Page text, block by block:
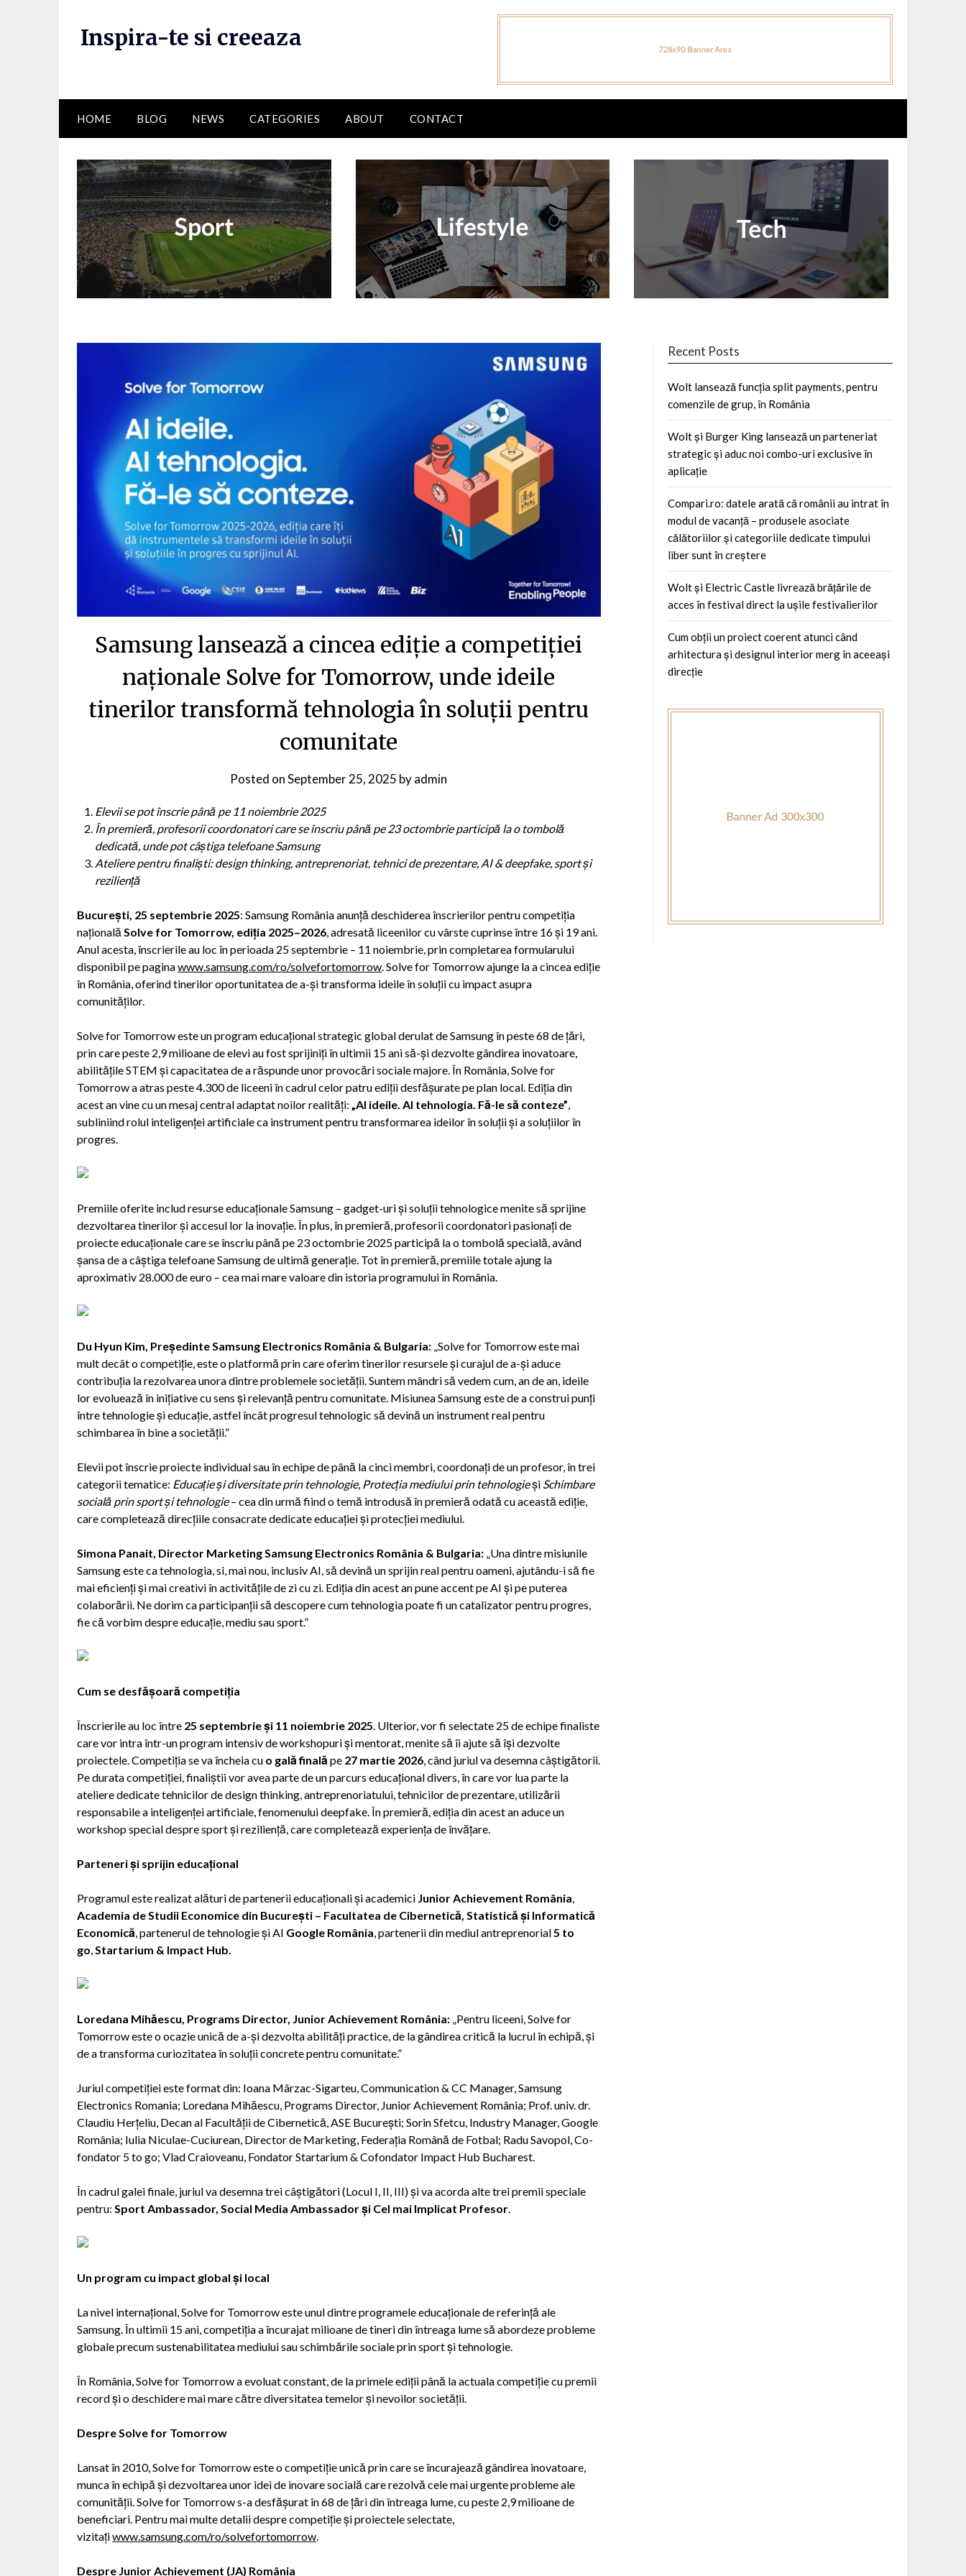
Inspira-te si creeaza
HOME BLOG NEWS CATEGORIES ABOUT CONTACT
Samsung lansează a cincea ediție a competiției
naționale Solve for Tomorrow, unde ideile
tinerilor transformă tehnologia în soluții pentru
comunitate
Posted onSeptember 25, 2025 byadmin
Elevii se pot înscrie până pe 11 noiembrie 2025
În premieră, profesorii coordonatori care se înscriu până pe 23 octombrie participă la o tombolă
dedicată, unde pot câștiga telefoane Samsung
Ateliere pentru finaliști: design thinking, antreprenoriat, tehnici de prezentare, AI & deepfake, sport și
reziliență
București, 25 septembrie 2025: Samsung România anunță deschiderea înscrierilor pentru competiția
naționalăSolve for Tomorrow, ediția 2025–2026, adresată liceenilor cu vârste cuprinse între 16 și 19 ani.
Anul acesta, înscrierile au loc în perioada 25 septembrie – 11 noiembrie, prin completarea formularului
disponibil pe paginawww.samsung.com/ro/solvefortomorrow. Solve for Tomorrow ajunge la a cincea ediție
în România, oferind tinerilor oportunitatea de a-și transforma ideile în soluții cu impact asupra
comunităților.
Solve for Tomorrow este un program educațional strategic global derulat de Samsung în peste 68 de țări,
prin care peste 2,9 milioane de elevi au fost sprijiniți în ultimii 15 ani să-și dezvolte gândirea inovatoare,
abilitățile STEM și capacitatea de a răspunde unor provocări sociale majore. În România, Solve for
Tomorrow a atras peste 4.300 de liceeni în cadrul celor patru ediții desfășurate pe plan local. Ediția din
acest an vine cu un mesaj central adaptat noilor realități: „AI ideile. AI tehnologia. Fă-le să conteze”,
subliniind rolul inteligenței artificiale ca instrument pentru transformarea ideilor în soluții și a soluțiilor în
progres.
Premiile oferite includ resurse educaționale Samsung – gadget-uri și soluții tehnologice menite să sprijine
dezvoltarea tinerilor și accesul lor la inovație. În plus, în premieră, profesorii coordonatori pasionați de
proiecte educaționale care se înscriu până pe 23 octombrie 2025 participă la o tombolă specială, având
șansa de a câștiga telefoane Samsung de ultimă generație. Tot în premieră, premiile totale ajung la
aproximativ 28.000 de euro – cea mai mare valoare din istoria programului în România.
Du Hyun Kim, Președinte Samsung Electronics România & Bulgaria: „Solve for Tomorrow este mai
mult decât o competiție, este o platformă prin care oferim tinerilor resursele și curajul de a-și aduce
contribuția la rezolvarea unora dintre problemele societății. Suntem mândri să vedem cum, an de an, ideile
lor evoluează în inițiative cu sens și relevanță pentru comunitate. Misiunea Samsung este de a construi punți
între tehnologie și educație, astfel încât progresul tehnologic să devină un instrument real pentru
schimbarea în bine a societății.”
Elevii pot înscrie proiecte individual sau în echipe de până la cinci membri, coordonați de un profesor, în trei
categorii tematice: Educație și diversitate prin tehnologie, Protecția mediului prin tehnologieși Schimbare
socială prin sport și tehnologie– cea din urmă fiind o temă introdusă în premieră odată cu această ediție,
care completează direcțiile consacrate dedicate educației și protecției mediului.
Simona Panait, Director Marketing Samsung Electronics România & Bulgaria: „Una dintre misiunile
Samsung este ca tehnologia, si, mai nou, inclusiv AI, să devină un sprijin real pentru oameni, ajutându-i să fie
mai eficienți și mai creativi în activitățile de zi cu zi. Ediția din acest an pune accent pe AI și pe puterea
colaborării. Ne dorim ca participanții să descopere cum tehnologia poate fi un catalizator pentru progres,
fie că vorbim despre educație, mediu sau sport.”
Cum se desfășoară competiția
Înscrierile au loc între 25 septembrie și 11 noiembrie 2025. Ulterior, vor fi selectate 25 de echipe finaliste
care vor intra într-un program intensiv de workshopuri și mentorat, menite să îi ajute să își dezvolte
proiectele. Competiția se va încheia cu o gală finală pe 27 martie 2026, când juriul va desemna câștigătorii.
Pe durata competiției, finaliștii vor avea parte de un parcurs educațional divers, în care vor lua parte la
ateliere dedicate tehnicilor de design thinking, antreprenoriatului, tehnicilor de prezentare, utilizării
responsabile a inteligenței artificiale, fenomenului deepfake. În premieră, ediția din acest an aduce un
workshop special despre sport și reziliență, care completează experiența de învățare.
Parteneri și sprijin educațional
Programul este realizat alături de partenerii educaționali și academici Junior Achievement România,
Academia de Studii Economice din București – Facultatea de Cibernetică, Statistică și Informatică
Economică,partenerul de tehnologie și AI Google România,partenerii din mediul antreprenorial5 to
go,Startarium & Impact Hub.
Loredana Mihăescu, Programs Director, Junior Achievement România: „Pentru liceeni, Solve for
Tomorrow este o ocazie unică de a-și dezvolta abilități practice, de la gândirea critică la lucrul în echipă, și
de a transforma curiozitatea în soluții concrete pentru comunitate.”
Juriul competiției este format din: Ioana Mârzac-Sigarteu, Communication & CC Manager, Samsung
Electronics Romania; Loredana Mihăescu, Programs Director, Junior Achievement România; Prof. univ. dr.
Claudiu Herțeliu, Decan al Facultății de Cibernetică, ASE București; Sorin Sfetcu, Industry Manager, Google
România; Iulia Niculae-Cuciurean, Director de Marketing, Federația Română de Fotbal; Radu Savopol, Co-
fondator 5 to go; Vlad Craioveanu, Fondator Startarium & Cofondator Impact Hub Bucharest.
În cadrul galei finale, juriul va desemna trei câștigători (Locul I, II, III) și va acorda alte trei premii speciale
pentru: Sport Ambassador, Social Media Ambassador și Cel mai Implicat Profesor.
Un program cu impact global și local
La nivel internațional, Solve for Tomorrow este unul dintre programele educaționale de referință ale
Samsung. În ultimii 15 ani, competiția a încurajat milioane de tineri din întreaga lume să abordeze probleme
globale precum sustenabilitatea mediului sau schimbările sociale prin sport și tehnologie.
În România, Solve for Tomorrow a evoluat constant, de la primele ediții până la actuala competiție cu premii
record și o deschidere mai mare către diversitatea temelor și nevoilor societății.
Despre Solve for Tomorrow
Lansat în 2010, Solve for Tomorrow este o competiție unică prin care se încurajează gândirea inovatoare,
munca în echipă și dezvoltarea unor idei de inovare socială care rezolvă cele mai urgente probleme ale
comunității. Solve for Tomorrow s-a desfășurat în 68 de țări din întreaga lume, cu peste 2,9 milioane de
beneficiari. Pentru mai multe detalii despre competiție și proiectele selectate,
vizitațiwww.samsung.com/ro/solvefortomorrow.
Despre Junior Achievement (JA) România
Recent Posts
Wolt lansează funcția split payments, pentru
comenzile de grup, în România
Wolt și Burger King lansează un parteneriat
strategic și aduc noi combo-uri exclusive în
aplicație
Compari.ro: datele arată că românii au intrat în
modul de vacanță – produsele asociate
călătoriilor și categoriile dedicate timpului
liber sunt în creștere
Wolt și Electric Castle livrează brățările de
acces în festival direct la ușile festivalierilor
Cum obții un proiect coerent atunci când
arhitectura și designul interior merg în aceeași
direcție